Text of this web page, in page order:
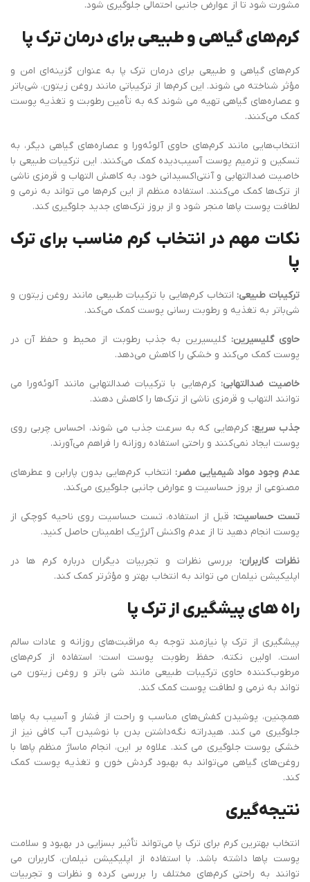
مشورت شود تا از عوارض جانبی احتمالی جلوگیری شود.
کرم‌های گیاهی و طبیعی برای درمان ترک پا
کرم‌های گیاهی و طبیعی برای درمان ترک پا به عنوان گزینه‌ای امن و
مؤثر شناخته می ‌شوند. این کرم‌ها از ترکیباتی مانند روغن زیتون، شی‌باتر
و عصاره‌های گیاهی تهیه می ‌شوند که به تأمین رطوبت و تغذیه پوست
کمک می‌کنند.
انتخاب‌هایی مانند کرم‌های حاوی آلوئه‌ورا و عصاره‌های گیاهی دیگر، به
تسکین و ترمیم پوست آسیب‌دیده کمک می‌کنند. این ترکیبات طبیعی با
خاصیت ضدالتهابی و آنتی‌اکسیدانی خود، به کاهش التهاب و قرمزی ناشی
از ترک‌ها کمک می‌کنند. استفاده منظم از این کرم‌ها می ‌تواند به نرمی و
لطافت پوست پاها منجر شود و از بروز ترک‌های جدید جلوگیری کند.
نکات مهم در انتخاب کرم مناسب برای ترک
پا
ترکیبات طبیعی: انتخاب کرم‌هایی با ترکیبات طبیعی مانند روغن زیتون و
شی‌باتر به تغذیه و رطوبت ‌رسانی پوست کمک می‌کند.
حاوی گلیسیرین: گلیسیرین به جذب رطوبت از محیط و حفظ آن در
پوست کمک می‌کند و خشکی را کاهش می‌دهد.
خاصیت ضدالتهابی: کرم‌هایی با ترکیبات ضدالتهابی مانند آلوئه‌ورا می
‌توانند التهاب و قرمزی ناشی از ترک‌ها را کاهش دهند.
جذب سریع: کرم‌هایی که به سرعت جذب می‌ شوند، احساس چربی روی
پوست ایجاد نمی‌کنند و راحتی استفاده روزانه را فراهم می‌آورند.
عدم وجود مواد شیمیایی مضر: انتخاب کرم‌هایی بدون پارابن و عطرهای
مصنوعی از بروز حساسیت و عوارض جانبی جلوگیری می‌کند.
تست حساسیت: قبل از استفاده، تست حساسیت روی ناحیه کوچکی از
پوست انجام دهید تا از عدم واکنش آلرژیک اطمینان حاصل کنید.
نظرات کاربران: بررسی نظرات و تجربیات دیگران درباره کرم ‌ها در
اپلیکیشن نیلمان می ‌تواند به انتخاب بهتر و مؤثرتر کمک کند.
راه های پیشگیری از ترک پا
پیشگیری از ترک پا نیازمند توجه به مراقبت‌های روزانه و عادات سالم
است. اولین نکته، حفظ رطوبت پوست است؛ استفاده از کرم‌های
مرطوب‌کننده حاوی ترکیبات طبیعی مانند شی‌ باتر و روغن زیتون می
‌تواند به نرمی و لطافت پوست کمک کند.
همچنین، پوشیدن کفش‌های مناسب و راحت از فشار و آسیب به پاها
جلوگیری می ‌کند. هیدراته نگه‌داشتن بدن با نوشیدن آب کافی نیز از
خشکی پوست جلوگیری می‌ کند. علاوه بر این، انجام ماساژ منظم پاها با
روغن‌های گیاهی می‌تواند به بهبود گردش خون و تغذیه پوست کمک
کند.
نتیجه‌گیری
انتخاب بهترین کرم برای ترک پا می‌تواند تأثیر بسزایی در بهبود و سلامت
پوست پاها داشته باشد. با استفاده از اپلیکیشن نیلمان، کاربران می‌
توانند به راحتی کرم‌های مختلف را بررسی کرده و نظرات و تجربیات